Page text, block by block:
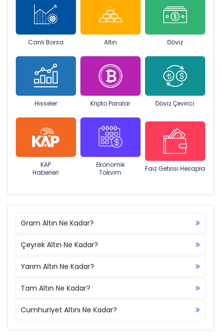
Canlı Borsa Altın Döviz
Hisseler Kripto Paralar Döviz Çevirici
KAP
Haberleri
Ekonomik
Takvim
Faiz Getirisi Hesapla
Gram Altın Ne Kadar?
Çeyrek Altın Ne Kadar?
Yarım Altın Ne Kadar?
Tam Altın Ne Kadar?
Cumhuriyet Altını Ne Kadar?